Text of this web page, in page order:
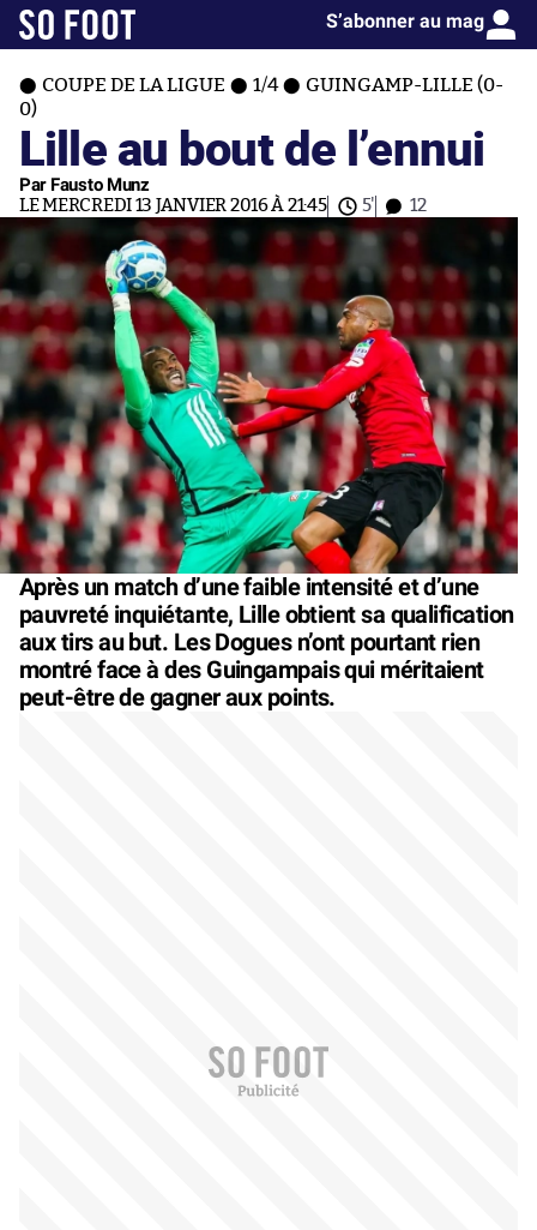
S’abonner au mag
COUPE DE LA LIGUE 1/4
GUINGAMP-LILLE (0-
0)
Lille au bout de l’ennui
Par Fausto Munz
LE MERCREDI 13 JANVIER 2016 À 21:45 5' 12
Après un match d’une faible intensité et d’une
pauvreté inquiétante, Lille obtient sa qualification
aux tirs au but. Les Dogues n’ont pourtant rien
montré face à des Guingampais qui méritaient
peut-être de gagner aux points.